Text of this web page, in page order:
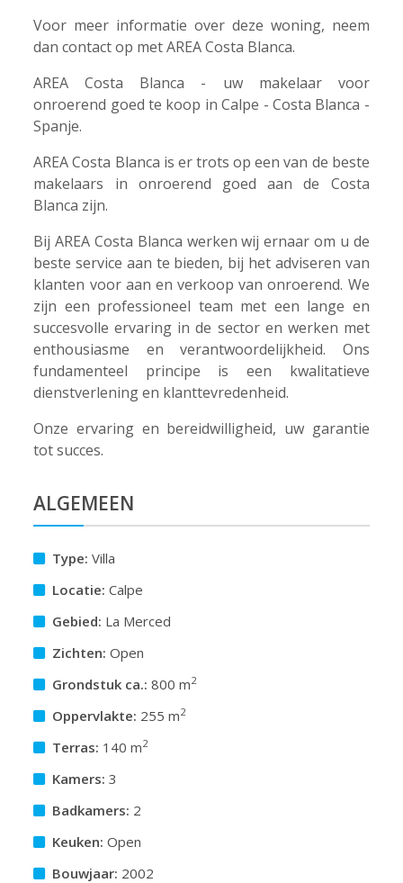
Voor meer informatie over deze woning, neem
dan contact op met AREA Costa Blanca.
AREA Costa Blanca - uw makelaar voor
onroerend goed te koop in Calpe - Costa Blanca -
Spanje.
AREA Costa Blanca is er trots op een van de beste
makelaars in onroerend goed aan de Costa
Blanca zijn.
Bij AREA Costa Blanca werken wij ernaar om u de
beste service aan te bieden, bij het adviseren van
klanten voor aan en verkoop van onroerend. We
zijn een professioneel team met een lange en
succesvolle ervaring in de sector en werken met
enthousiasme en verantwoordelijkheid. Ons
fundamenteel principe is een kwalitatieve
dienstverlening en klanttevredenheid.
Onze ervaring en bereidwilligheid, uw garantie
tot succes.
ALGEMEEN
Type: Villa
Locatie: Calpe
Gebied: La Merced
Zichten: Open
Grondstuk ca.: 800 m2
Oppervlakte: 255 m2
Terras: 140 m2
Kamers: 3
Badkamers: 2
Keuken: Open
Bouwjaar: 2002